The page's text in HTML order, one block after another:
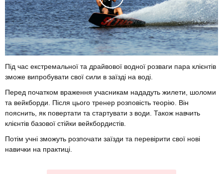
Під час екстремальної та драйвової водної розваги пара клієнтів
зможе випробувати свої сили в заїзді на воді.
Перед початком враження учасникам нададуть жилети, шоломи
та вейкборди. Після цього тренер розповість теорію. Він
пояснить, як повертати та стартувати з води. Також навчить
клієнтів базової стійки вейкбордистів.
Потім учні зможуть розпочати заїзди та перевірити свої нові
навички на практиці.